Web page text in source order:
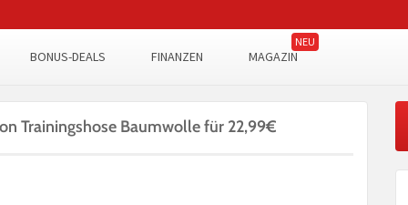
BONUS-DEALS FINANZEN MAGAZIN
Trainingshose Baumwolle für 22,99€